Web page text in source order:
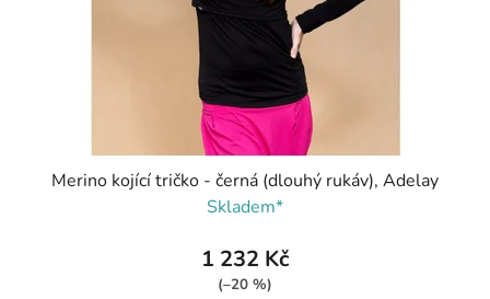
Merino kojící tričko - černá (dlouhý rukáv), Adelay
Skladem*
1 232 Kč
(–20 %)